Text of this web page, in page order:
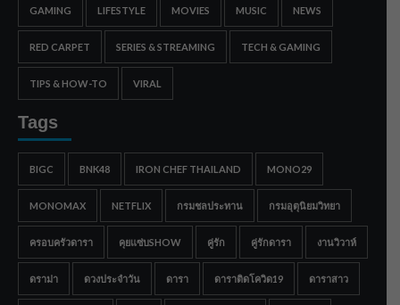
GAMING LIFESTYLE MOVIES MUSIC NEWS
RED CARPET SERIES & STREAMING TECH & GAMING
TIPS & HOW-TO VIRAL
Tags
BIGC BNK48 IRON CHEF THAILAND MONO29
MONOMAX NETFLIX กรมชลประทาน กรมอุตุนิยมวิทยา
ครอบครัวดารา คุยแซ่บSHOW คู่รัก คู่รักดารา งานวิวาห์
ดราม่า ดวงประจำวัน ดารา ดาราติดโควิด19 ดาราสาว